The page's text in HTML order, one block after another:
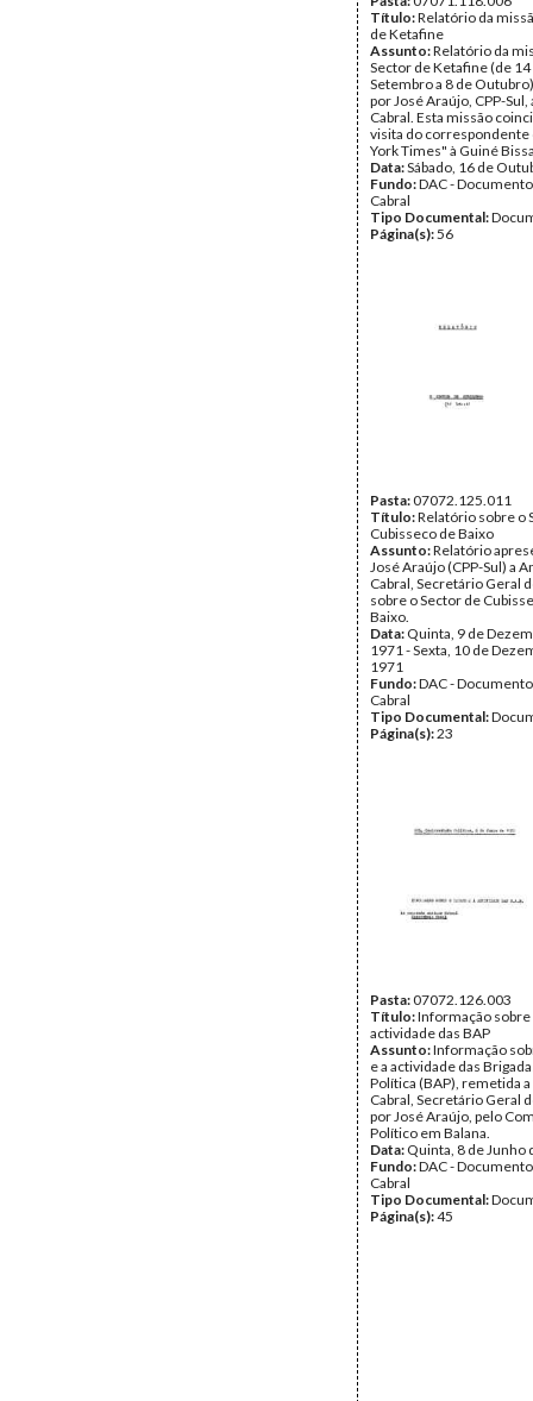
Título:Relatório da
de Ketafine
Assunto:Relatório da
Sector de Ketafine (de 14
Setembro a 8 de
por José Araújo, CPP-
Cabral. Esta missão
visita do correspondente
York Times" à Guiné
Data:Sábado, 16 de
Fundo:DAC -
Cabral
Tipo Documental:
Página(s):56
Pasta:07072.125.011
Título:Relatório sobre o
Cubisseco de Baixo
Assunto:Relatório
José Araújo (CPP-Sul) a
Cabral, Secretário Geral
sobre o Sector de
Baixo.
Data: Quinta, 9 de
1971 - Sexta, 10 de
1971
Fundo:DAC -
Cabral
Tipo Documental:
Página(s):23
Pasta:07072.126.003
Título:Informação sobre
actividade das BAP
Assunto:Informação
e a actividade das
Política (BAP), remetida
Cabral, Secretário Geral
por José Araújo, pelo
Político em Balana.
Data: Quinta, 8 de Junho
Fundo:DAC -
Cabral
Tipo Documental:
Página(s):45